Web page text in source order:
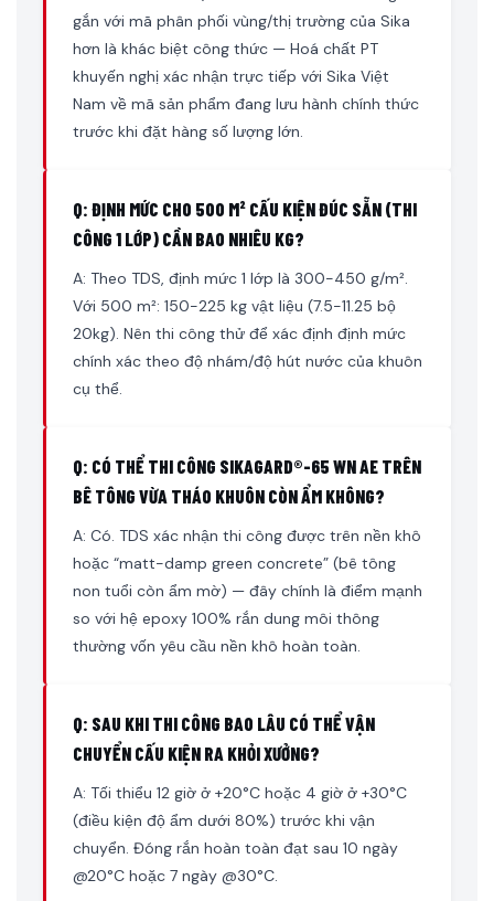
gắn với mã phân phối vùng/thị trường của Sika
hơn là khác biệt công thức — Hoá chất PT
khuyến nghị xác nhận trực tiếp với Sika Việt
Nam về mã sản phẩm đang lưu hành chính thức
trước khi đặt hàng số lượng lớn.
Q: ĐỊNH MỨC CHO 500 M² CẤU KIỆN ĐÚC SẴN (THI
CÔNG 1 LỚP) CẦN BAO NHIÊU KG?
A: Theo TDS, định mức 1 lớp là 300-450 g/m².
Với 500 m²: 150-225 kg vật liệu (7.5-11.25 bộ
20kg). Nên thi công thử để xác định định mức
chính xác theo độ nhám/độ hút nước của khuôn
cụ thể.
Q: CÓ THỂ THI CÔNG SIKAGARD®-65 WN AE TRÊN
BÊ TÔNG VỪA THÁO KHUÔN CÒN ẨM KHÔNG?
A: Có. TDS xác nhận thi công được trên nền khô
hoặc “matt-damp green concrete” (bê tông
non tuổi còn ẩm mờ) — đây chính là điểm mạnh
so với hệ epoxy 100% rắn dung môi thông
thường vốn yêu cầu nền khô hoàn toàn.
Q: SAU KHI THI CÔNG BAO LÂU CÓ THỂ VẬN
CHUYỂN CẤU KIỆN RA KHỎI XƯỞNG?
A: Tối thiểu 12 giờ ở +20°C hoặc 4 giờ ở +30°C
(điều kiện độ ẩm dưới 80%) trước khi vận
chuyển. Đóng rắn hoàn toàn đạt sau 10 ngày
@20°C hoặc 7 ngày @30°C.